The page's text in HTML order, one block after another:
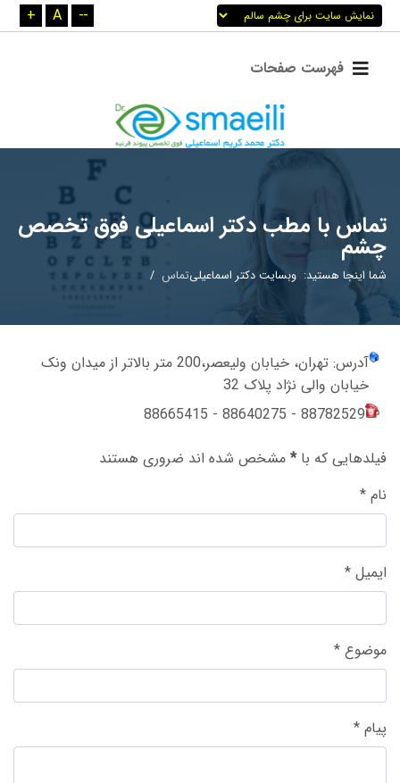
+ A --
تماس با مطب دکتر اسماعیلی فوق تخصص
چشم
شما اینجا هستید: وبسایت دکتر اسماعیلیتماس
آدرس: تهران، خیابان ولیعصر،200 متر بالاتر از میدان ونک
خیابان والی نژاد پلاک 32
88782529 - 88640275 - 88665415
فیلدهایی که با* مشخص شده اند ضروری هستند
نام *
ایمیل *
موضوع *
پیام *